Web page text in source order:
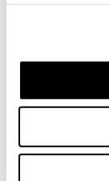
Cookie di
previo tuo
navigazione e
linea con le tue
cookie di
riportati. Puoi
l’Informativa
Share: